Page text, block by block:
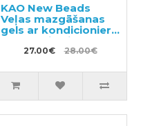
KAO New Beads
Veļas mazgāšanas
gels ar kondicionieri
740g + pildviela 650g
27.00€ 28.00€